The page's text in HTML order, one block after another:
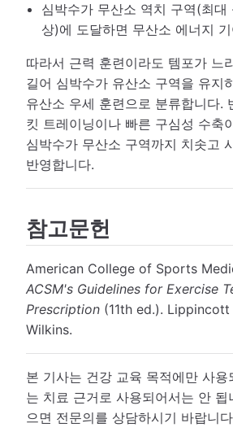
심박수가 무산소 역치 구역(최대
상)에 도달하면 무산소 에너지
따라서 근력 훈련이라도 템포가 느
길어 심박수가 유산소 구역을 유지
유산소 우세 훈련으로 분류합니다.
킷 트레이닝이나 빠른 구심성 수축
심박수가 무산소 구역까지 치솟고
반영합니다.
참고문헌
American College of Sports
ACSM's Guidelines for Exercise
Prescription (11th ed.).
Wilkins.
본 기사는 건강 교육 목적에만 사용
는 치료 근거로 사용되어서는 안 됩
으면 전문의를 상담하시기 바랍니